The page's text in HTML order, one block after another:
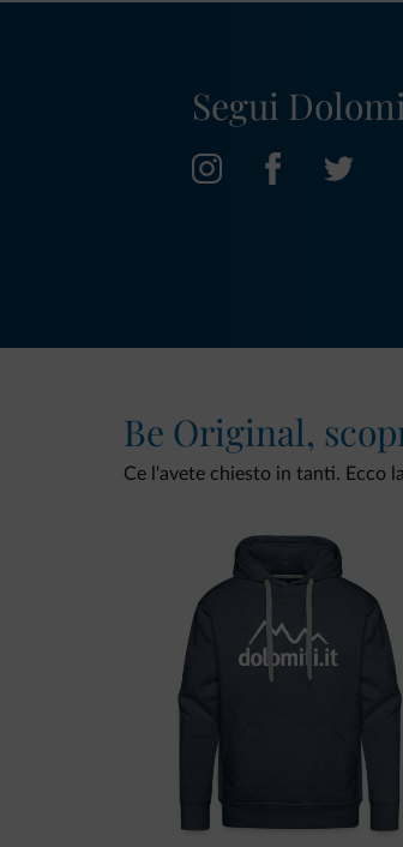
Segui
Be Original,
Ce l'avete chiesto in tanti. Ecco